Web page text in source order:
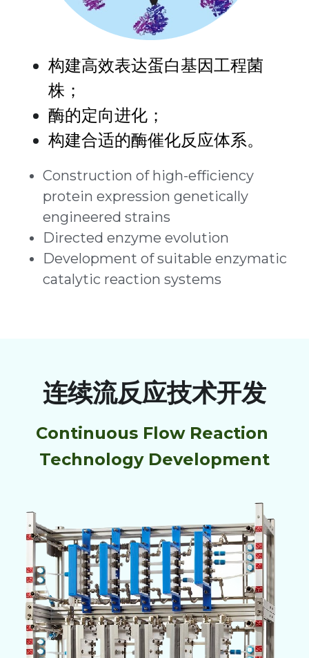
构建高效表达蛋白基因工程菌
株；
酶的定向进化；
构建合适的酶催化反应体系。
Construction of high-efficiency
protein expression genetically
engineered strains
Directed enzyme evolution
Development of suitable enzymatic
catalytic reaction systems
连续流反应技术开发
Continuous Flow Reaction
Technology Development